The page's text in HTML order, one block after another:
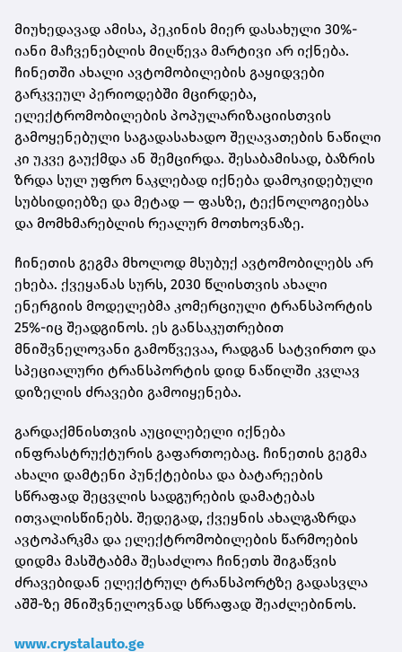
მიუხედავად ამისა, პეკინის მიერ დასახული 30%-
იანი მაჩვენებლის მიღწევა მარტივი არ იქნება.
ჩინეთში ახალი ავტომობილების გაყიდვები
გარკვეულ პერიოდებში მცირდება,
ელექტრომობილების პოპულარიზაციისთვის
გამოყენებული საგადასახადო შეღავათების ნაწილი
კი უკვე გაუქმდა ან შემცირდა. შესაბამისად, ბაზრის
ზრდა სულ უფრო ნაკლებად იქნება დამოკიდებული
სუბსიდიებზე და მეტად — ფასზე, ტექნოლოგიებსა
და მომხმარებლის რეალურ მოთხოვნაზე.
ჩინეთის გეგმა მხოლოდ მსუბუქ ავტომობილებს არ
ეხება. ქვეყანას სურს, 2030 წლისთვის ახალი
ენერგიის მოდელებმა კომერციული ტრანსპორტის
25%-იც შეადგინოს. ეს განსაკუთრებით
მნიშვნელოვანი გამოწვევაა, რადგან სატვირთო და
სპეციალური ტრანსპორტის დიდ ნაწილში კვლავ
დიზელის ძრავები გამოიყენება.
გარდაქმნისთვის აუცილებელი იქნება
ინფრასტრუქტურის გაფართოებაც. ჩინეთის გეგმა
ახალი დამტენი პუნქტებისა და ბატარეების
სწრაფად შეცვლის სადგურების დამატებას
ითვალისწინებს. შედეგად, ქვეყნის ახალგაზრდა
ავტოპარკმა და ელექტრომობილების წარმოების
დიდმა მასშტაბმა შესაძლოა ჩინეთს შიგაწვის
ძრავებიდან ელექტრულ ტრანსპორტზე გადასვლა
აშშ-ზე მნიშვნელოვნად სწრაფად შეაძლებინოს.
www.crystalauto.ge